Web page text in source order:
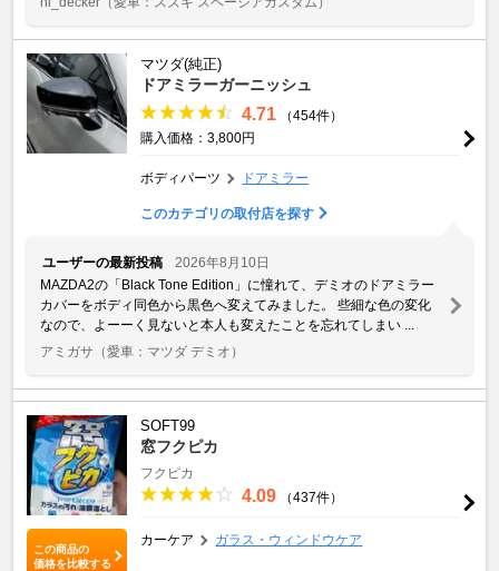
マツダ(純正)
ドアミラーガーニッシュ
4.71
（454件）
購入価格：3,800円
ボディパーツ ドアミラー
このカテゴリの取付店を探す
ユーザーの最新投稿
2026年8月10日
MAZDA2の「Black Tone Edition」に憧れて、デミオのドアミラー
カバーをボディ同色から黒色へ変えてみました。 些細な色の変化
なので、よーーく見ないと本人も変えたことを忘れてしまい ...
アミガサ （愛車：マツダ デミオ）
この商品の
価格を比較する
SOFT99
窓フクピカ
フクピカ
4.09 （437件）
カーケア ガラス・ウィンドウケア